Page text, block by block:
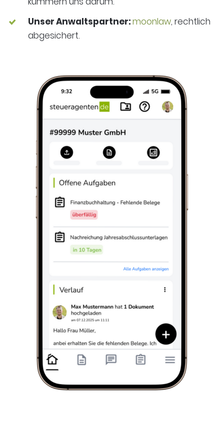
Unser Anwaltspartner:moonlaw, rechtlich
abgesichert.